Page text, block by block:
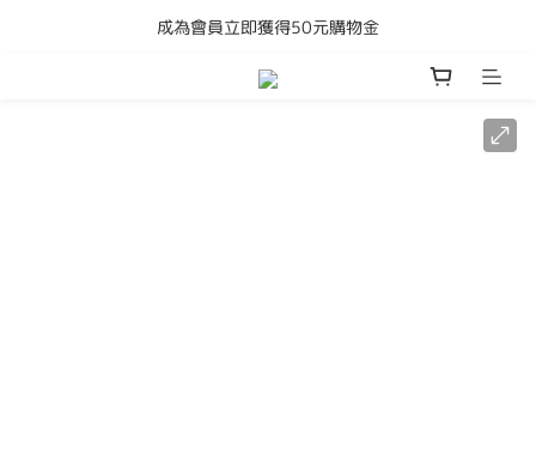
購買任何產品即享全港免運費
成為會員立即獲得50元購物金
購買任何產品即享全港免運費